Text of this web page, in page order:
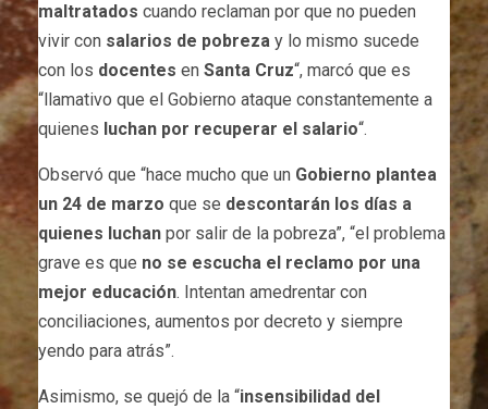
maltratados cuando reclaman por que no pueden
vivir con salarios de pobreza y lo mismo sucede
con los docentes en Santa Cruz“, marcó que es
“llamativo que el Gobierno ataque constantemente a
quienes luchan por recuperar el salario“.
Observó que “hace mucho que un Gobierno plantea
un 24 de marzo que se descontarán los días a
quienes luchan por salir de la pobreza”, “el problema
grave es que no se escucha el reclamo por una
mejor educación. Intentan amedrentar con
conciliaciones, aumentos por decreto y siempre
yendo para atrás”.
Asimismo, se quejó de la “insensibilidad del